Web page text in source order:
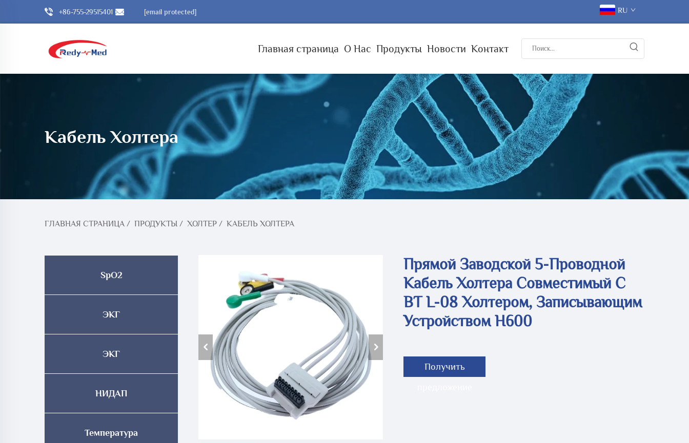
+86-755-29515401 [email protected] RU
Главная страница О Нас Продукты Новости Контакт
Кабель Холтера
ГЛАВНАЯ СТРАНИЦА/ ПРОДУКТЫ / ХОЛТЕР / КАБЕЛЬ ХОЛТЕРА
SpO2
ЭКГ
ЭКГ
НИДАП
Температура
Прямой Заводской 5-Проводной
Кабель Холтера Совместимый С
BT L-08 Холтером, Записывающим
Устройством H600
Получить